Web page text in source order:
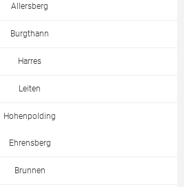
Allersberg
Burgthann
Harres
Leiten
Hohenpolding
Ehrensberg
Brunnen